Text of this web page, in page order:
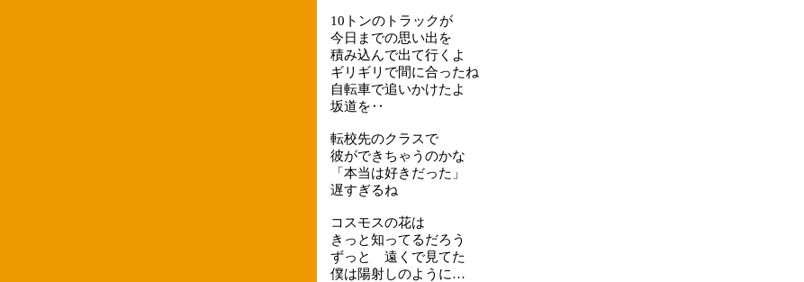
10トンのトラックが
今日までの思い出を
積み込んで出て行くよ
ギリギリで間に合ったね
自転車で追いかけたよ
坂道を‥
転校先のクラスで
彼ができちゃうのかな
「本当は好きだった」
遅すぎるね
コスモスの花は
きっと知ってるだろう
ずっと 遠くで見てた
僕は陽射しのように…